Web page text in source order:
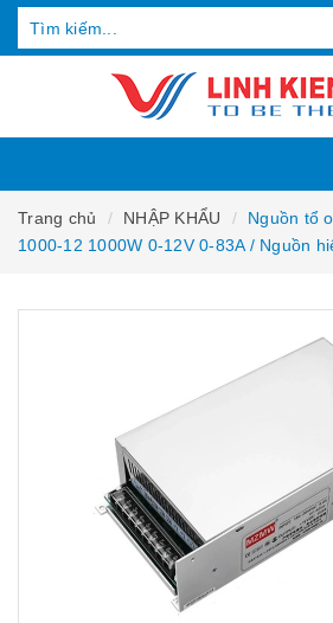
Trang chủ NHẬP KHẨU
Nguồn tổ
1000-12 1000W 0-12V 0-83A / Nguồn